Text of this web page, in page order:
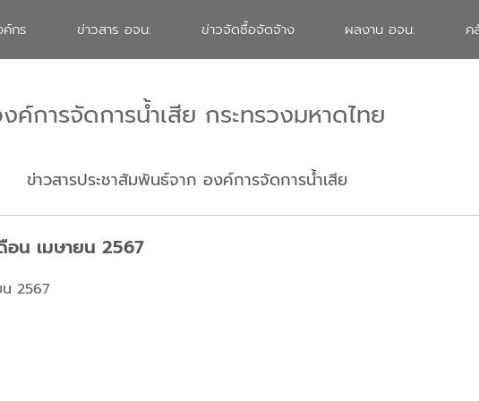
กร ข่าวสาร อจน. ข่าวจัดซื้อจัดจ้าง ผลงาน อจน. ค
ค์การจัดการน้ำเสีย กระทรวงมหาดไทย
ข่าวสารประชาสัมพันธ์จาก องค์การจัดการน้ำเสีย
อน เมษายน 2567
น 2567